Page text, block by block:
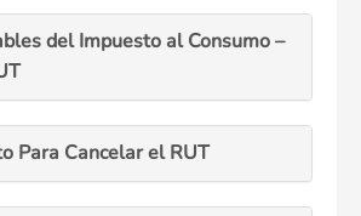
del Impuesto al Consumo –
Para Cancelar el RUT